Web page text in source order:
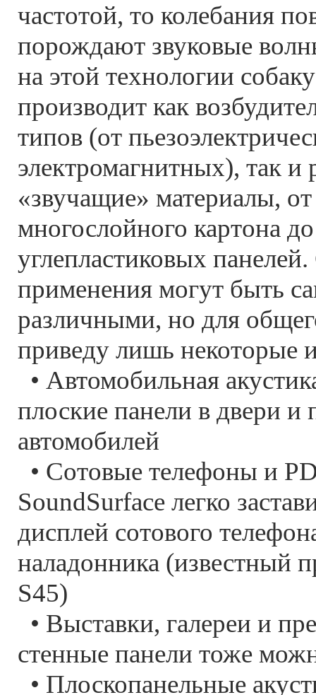
частотой, то колебания
порождают звуковые
на этой технологии
производит как
типов (от
электромагнитных), так и
«звучащие» материалы,
многослойного картона
углепластиковых
применения могут быть
различными, но для
приведу лишь некоторые
• Автомобильная
плоские панели в двери
автомобилей
• Сотовые телефоны и
SoundSurface легко
дисплей сотового
наладонника (известный
S45)
• Выставки, галереи и
стенные панели тоже
• Плоскопанельные